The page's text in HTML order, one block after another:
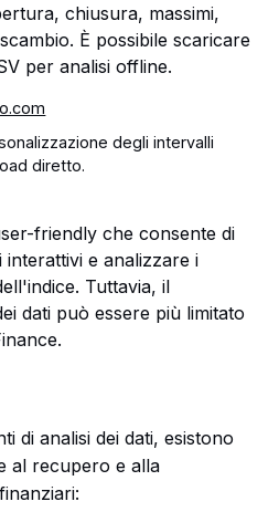
chiusura, massimi,
È possibile scaricare
per analisi offline.
degli intervalli
diretto.
friendly che consente di
e analizzare i
Tuttavia, il
dati può essere più limitato
di analisi dei dati, esistono
al recupero e alla